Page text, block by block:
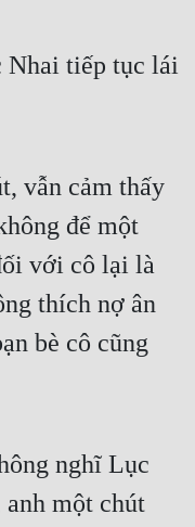
Nhai tiếp tục lái
vẫn cảm thấy
để một
với cô lại là
thích nợ ân
bè cô cũng
nghĩ Lục
một chút